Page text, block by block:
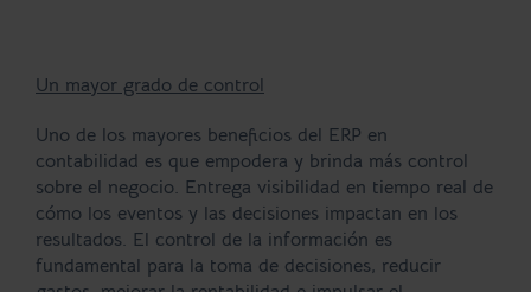
Un mayor grado de control
Uno de los mayores beneficios del ERP en
contabilidad es que empodera y brinda más control
sobre el negocio. Entrega visibilidad en tiempo real de
cómo los eventos y las decisiones impactan en los
resultados. El control de la información es
fundamental para la toma de decisiones, reducir